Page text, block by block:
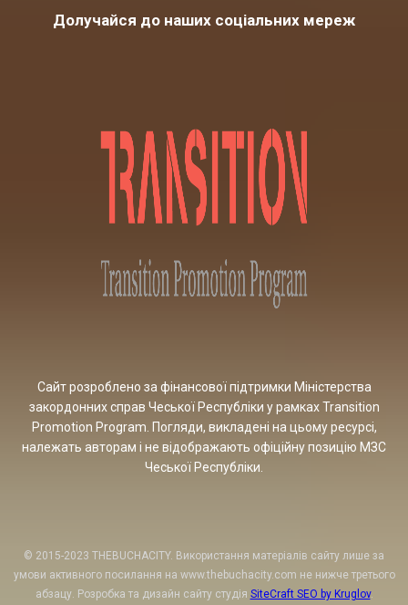
Долучайся до наших соціальних мереж
Сайт розроблено за фінансової підтримки Міністерства
закордонних справ Чеської Республіки у рамках Transition
Promotion Program. Погляди, викладені на цьому ресурсі,
належать авторам і не відображають офіційну позицію МЗС
Чеської Республіки.
© 2015-2023 THEBUCHACITY. Використання матеріалів сайту лише за
умови активного посилання на www.thebuchacity.com не нижче третього
абзацу. Розробка та дизайн сайту студія SiteCraft SEO by Kruglov.